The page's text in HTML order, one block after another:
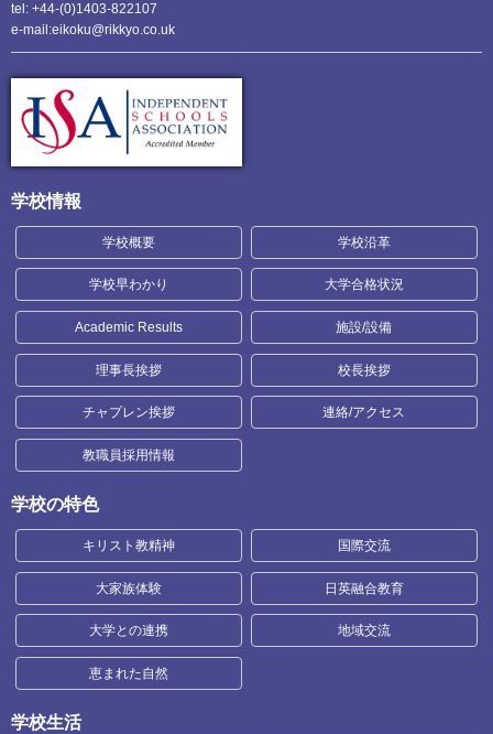
tel: +44-(0)1403-822107
e-mail:eikoku@rikkyo.co.uk
学校情報
学校概要 学校沿革
学校早わかり 大学合格状況
Academic Results 施設/設備
理事長挨拶 校長挨拶
チャプレン挨拶 連絡/アクセス
教職員採用情報
学校の特色
キリスト教精神 国際交流
大家族体験 日英融合教育
大学との連携 地域交流
恵まれた自然
学校生活